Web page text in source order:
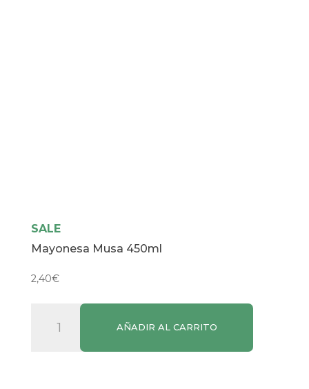
SALE
Mayonesa Musa 450ml
2,40€
Mayonesa
Musa
AÑADIR AL CARRITO